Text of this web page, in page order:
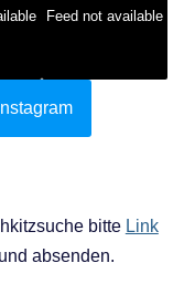
Feed not available
bitte Link
absenden.